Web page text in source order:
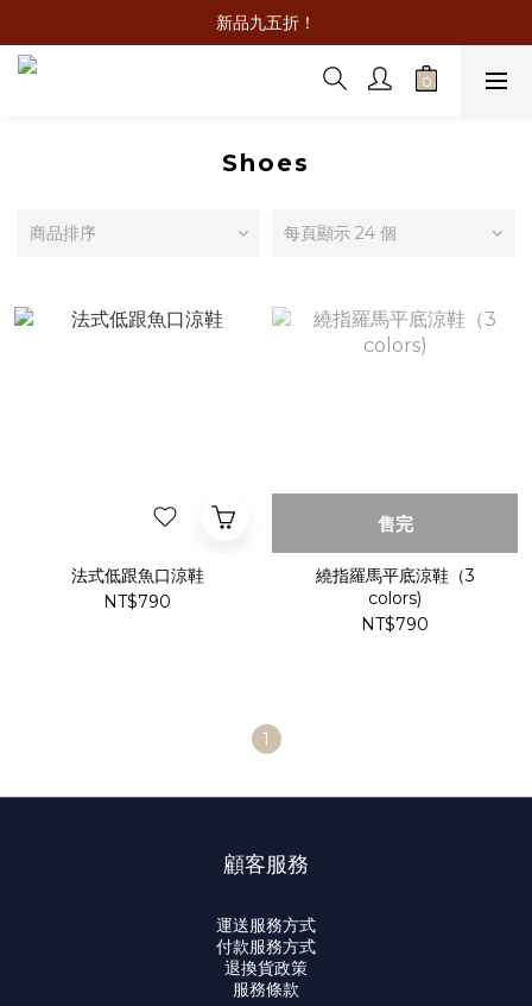
新品九五折！
Shoes
商品排序 每頁顯示 24 個
法式低跟魚口涼鞋
NT$790
售完
繞指羅馬平底涼鞋（3
colors)
NT$790
1
顧客服務
運送服務方式
付款服務方式
退換貨政策
服務條款